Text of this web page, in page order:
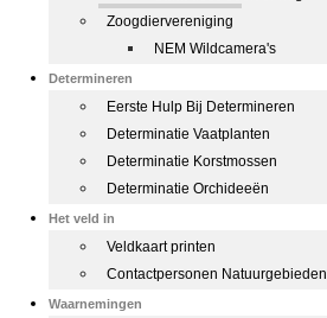
Zoogdiervereniging
NEM Wildcamera's
Determineren
Eerste Hulp Bij Determineren
Determinatie Vaatplanten
Determinatie Korstmossen
Determinatie Orchideeën
Het veld in
Veldkaart printen
Contactpersonen Natuurgebieden
Waarnemingen